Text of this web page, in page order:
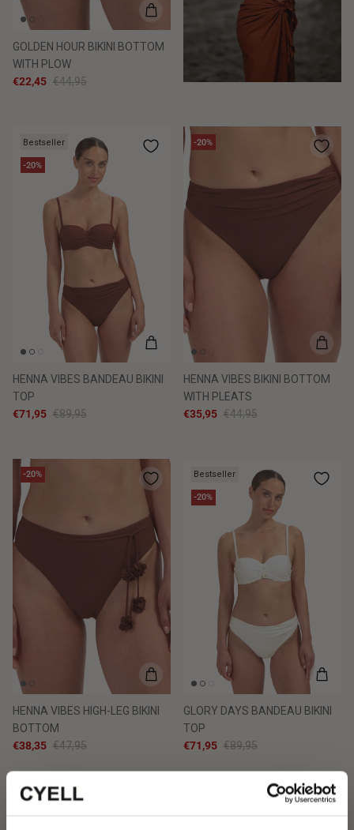
GOLDEN HOUR BIKINI BOTTOM
WITH PLOW
€22,45 €44,95
Bestseller
-20%
HENNA VIBES BANDEAU BIKINI
TOP
€71,95 €89,95
-20%
HENNA VIBES BIKINI BOTTOM
WITH PLEATS
€35,95 €44,95
-20%
HENNA VIBES HIGH-LEG BIKINI
BOTTOM
€38,35 €47,95
Bestseller
-20%
GLORY DAYS BANDEAU BIKINI
TOP
€71,95 €89,95